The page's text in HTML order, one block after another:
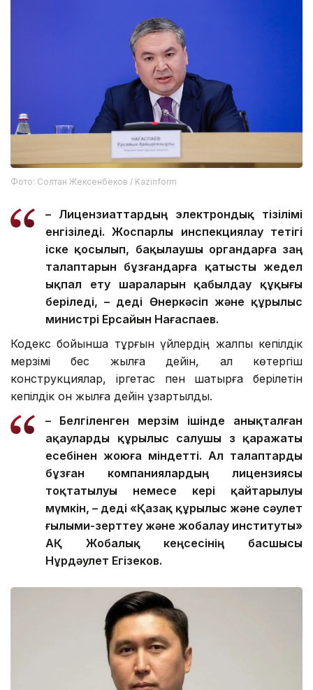
Фото: Солтан Жексенбеков / Kazinform
– Лицензиаттардың электрондық тізілімі
енгізіледі. Жоспарлы инспекциялау тетігі
іске қосылып, бақылаушы органдарға заң
талаптарын бұзғандарға қатысты жедел
ықпал ету шараларын қабылдау құқығы
беріледі, – деді Өнеркәсіп және құрылыс
министрі Ерсайын Нағаспаев.
Кодекс бойынша тұрғын үйлердің жалпы кепілдік
мерзімі бес жылға дейін, ал көтергіш
конструкциялар, іргетас пен шатырға берілетін
кепілдік он жылға дейін ұзартылды.
– Белгіленген мерзім ішінде анықталған
ақауларды құрылыс салушы өз қаражаты
есебінен жоюға міндетті. Ал талаптарды
бұзған компаниялардың лицензиясы
тоқтатылуы немесе кері қайтарылуы
мүмкін, – деді «Қазақ құрылыс және сәулет
ғылыми-зерттеу және жобалау институты»
АҚ Жобалық кеңсесінің басшысы
Нұрдәулет Егізеков.